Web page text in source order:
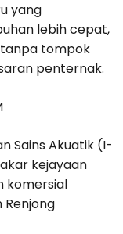
yang
lebih cepat,
tompok
penternak.
Sains Akuatik (I-
kejayaan
komersial